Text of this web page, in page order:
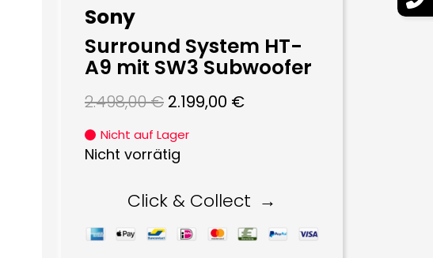
Sony
Surround System HT-
A9 mit SW3 Subwoofer
2.498,00€ Ursprünglicher
war:
2.199,00 €Aktueller
Nicht auf Lager
Nicht vorrätig
Click & Collect